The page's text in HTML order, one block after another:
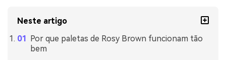
Neste artigo
Por que paletas de Rosy Brown funcionam tão
bem